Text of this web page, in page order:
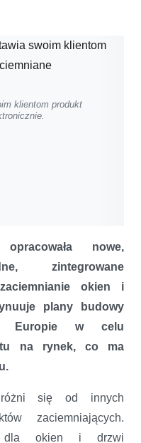
klientom produkt
nowe,
zintegrowane
okien i
plany budowy
Europie w celu
na rynek, co ma
różni się od innych
zaciemniających.
dla okien i drzwi